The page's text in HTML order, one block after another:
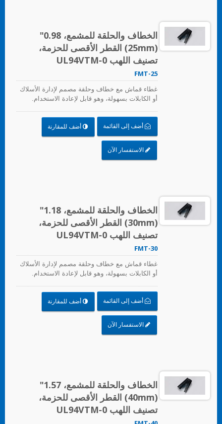
الخطاف والحلقة للمشمع، 0.98"
(25mm) القطر الأقصى للحزمة،
تصنيف اللهب UL94VTM-0
FMT-25
غطاء قماش مع خطاف وحلقة مصمم لإدارة الأسلاك
أو الكابلات بسهولة، وهو قابل لإعادة الاستخدام.
أضف إلى القائمة أضف للمقارنة
الاستفسار الآن
الخطاف والحلقة للمشمع، 1.18"
(30mm) القطر الأقصى للحزمة،
تصنيف اللهب UL94VTM-0
FMT-30
غطاء قماش مع خطاف وحلقة مصمم لإدارة الأسلاك
أو الكابلات بسهولة، وهو قابل لإعادة الاستخدام.
أضف إلى القائمة أضف للمقارنة
الاستفسار الآن
الخطاف والحلقة للمشمع، 1.57"
(40mm) القطر الأقصى للحزمة،
تصنيف اللهب UL94VTM-0